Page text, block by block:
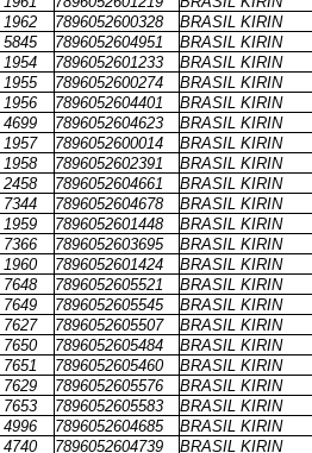
1962
7896052600328 BRASIL KIRIN
5845
7896052604951 BRASIL KIRIN
1954
7896052601233 BRASIL KIRIN
1955
7896052600274 BRASIL KIRIN
1956
7896052604401 BRASIL KIRIN
4699
7896052604623 BRASIL KIRIN
1957
7896052600014 BRASIL KIRIN
1958
7896052602391 BRASIL KIRIN
2458
7896052604661 BRASIL KIRIN
7344
7896052604678 BRASIL KIRIN
1959
7896052601448 BRASIL KIRIN
7366
7896052603695 BRASIL KIRIN
1960
7896052601424 BRASIL KIRIN
7648
7896052605521 BRASIL KIRIN
7649
7896052605545 BRASIL KIRIN
7627
7896052605507 BRASIL KIRIN
7650
7896052605484 BRASIL KIRIN
7651
7896052605460 BRASIL KIRIN
7629
7896052605576 BRASIL KIRIN
7653
7896052605583 BRASIL KIRIN
4996
7896052604685 BRASIL KIRIN
4740
7896052604739 BRASIL KIRIN